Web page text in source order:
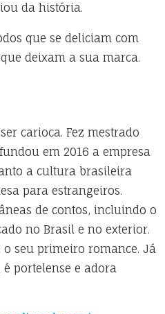
da história.
que se deliciam com
deixam a sua marca.
carioca. Fez mestrado
em 2016 a empresa
a cultura brasileira
para estrangeiros.
de contos, incluindo o
no Brasil e no exterior.
o seu primeiro romance. Já
é portelense e adora